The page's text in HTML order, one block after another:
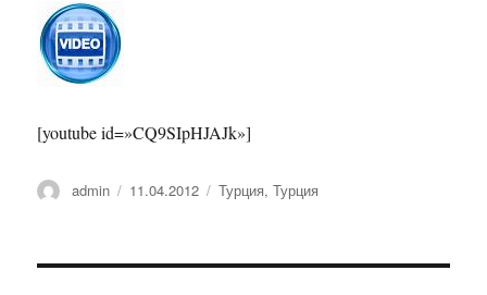
[youtube id=»CQ9SIpHJAJk»]
Автор
admin Опубликовано
11.04.2012 Рубрики
Турция,Турция